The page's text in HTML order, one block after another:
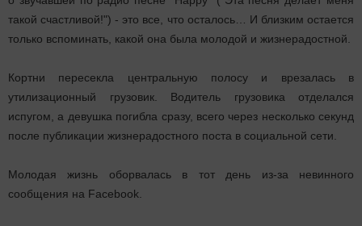
такой счастливой!") - это все, что осталось… И близким остается
только вспоминать, какой она была молодой и жизнерадостной.
Кортни пересекла центральную полосу и врезалась в
утилизационный грузовик. Водитель грузовика отделался
испугом, а девушка погибла сразу, всего через несколько секунд
после публикации жизнерадостного поста в социальной сети.
Молодая жизнь оборвалась в тот день из-за невинного
сообщения на Facebook.